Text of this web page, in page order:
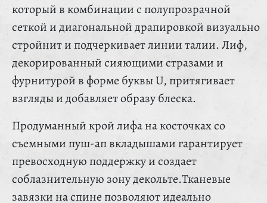
который в комбинации с полупрозрачной
сеткой и диагональной драпировкой визуально
стройнит и подчеркивает линии талии. Лиф,
декорированный сияющими стразами и
фурнитурой в форме буквы U, притягивает
взгляды и добавляет образу блеска.
Продуманный крой лифа на косточках со
съемными пуш-ап вкладышами гарантирует
превосходную поддержку и создает
соблазнительную зону декольте.Тканевые
завязки на спине позволяют идеально